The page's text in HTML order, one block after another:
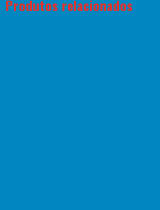
Produtos relacionados